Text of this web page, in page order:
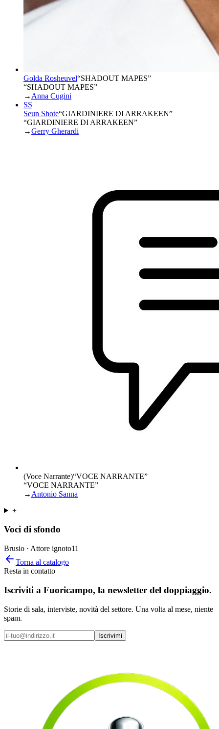
Golda Rosheuvel“SHADOUT MAPES”
“SHADOUT MAPES”
→ Anna Cugini
SS
Seun Shote“GIARDINIERE DI ARRAKEEN”
“GIARDINIERE DI ARRAKEEN”
→Gerry Gherardi
(Voce Narrante)“VOCE NARRANTE”
“VOCE NARRANTE”
→ Antonio Sanna
+
Voci di sfondo
Brusio · Attore ignoto11
Torna al catalogo
Resta in contatto
Iscriviti a Fuoricampo, la newsletter del doppiaggio.
Storie di sala, interviste, novità del settore. Una volta al mese, niente
spam.
Iscrivimi